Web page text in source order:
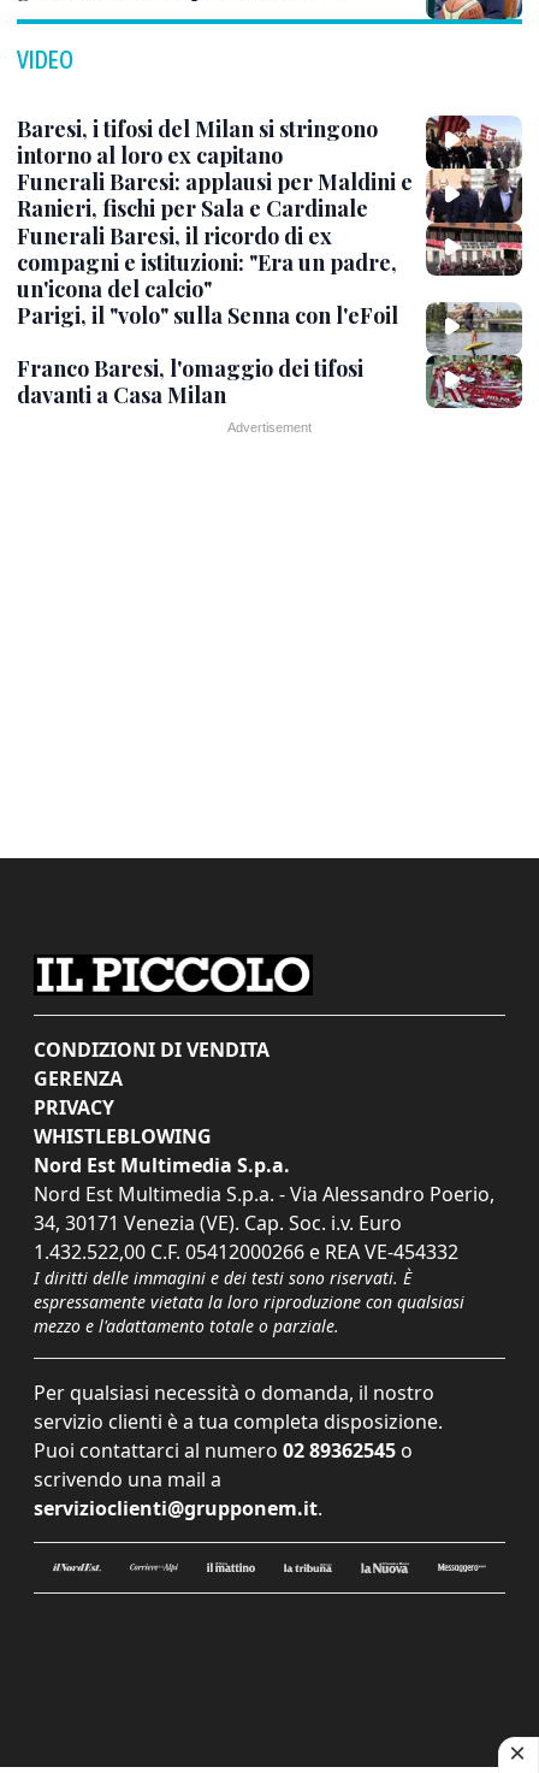
VIDEO
Baresi, i tifosi del Milan si stringono
intorno al loro ex capitano
Funerali Baresi: applausi per Maldini e
Ranieri, fischi per Sala e Cardinale
Funerali Baresi, il ricordo di ex
compagni e istituzioni: "Era un padre,
un'icona del calcio"
Parigi, il "volo" sulla Senna con l'eFoil
Franco Baresi, l'omaggio dei tifosi
davanti a Casa Milan
CONDIZIONI DI VENDITA
GERENZA
PRIVACY
WHISTLEBLOWING
Nord Est Multimedia S.p.a.
Nord Est Multimedia S.p.a. - Via Alessandro Poerio,
34, 30171 Venezia (VE). Cap. Soc. i.v. Euro
1.432.522,00 C.F. 05412000266 e REA VE-454332
I diritti delle immagini e dei testi sono riservati. È
espressamente vietata la loro riproduzione con qualsiasi
mezzo e l'adattamento totale o parziale.
Per qualsiasi necessità o domanda, il nostro
servizio clienti è a tua completa disposizione.
Puoi contattarci al numero 02 89362545 o
scrivendo una mail a
servizioclienti@grupponem.it.